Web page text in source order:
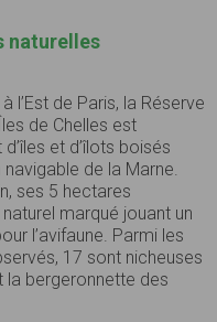
naturelles
l’Est de Paris, la Réserve
de Chelles est
et d’îlots boisés
de la Marne.
ses 5 hectares
marqué jouant un
l’avifaune. Parmi les
17 sont nicheuses
la bergeronnette des